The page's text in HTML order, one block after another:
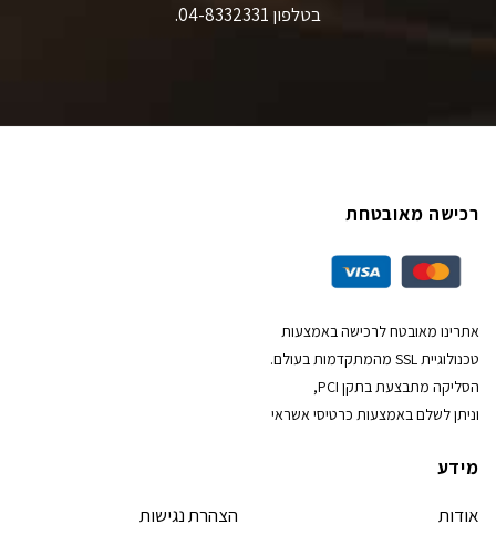
בטלפון 04-8332331.
רכישה מאובטחת
אתרינו מאובטח לרכישה באמצעות
טכנולוגיית SSL מהמתקדמות בעולם.
הסליקה מתבצעת בתקן PCI,
וניתן לשלם באמצעות כרטיסי אשראי
מידע
אודות
הצהרת נגישות